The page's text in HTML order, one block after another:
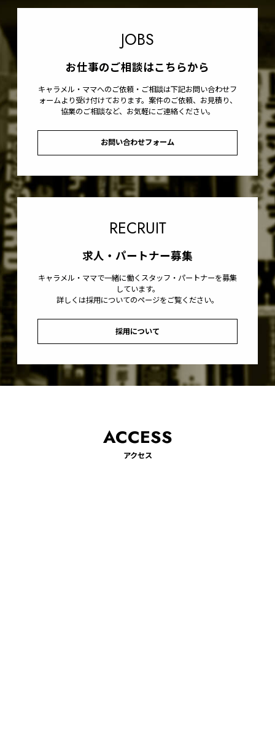
JOBS
お仕事のご相談はこちらから
キャラメル・ママへのご依頼・ご相談は下記お問い合わせフ
ォームより受け付けております。案件のご依頼、お見積り、
協業のご相談など、お気軽にご連絡ください。
お問い合わせフォーム
RECRUIT
求人・パートナー募集
キャラメル・ママで一緒に働くスタッフ・パートナーを募集
しています。
詳しくは採用についてのページをご覧ください。
採用について
ACCESS
アクセス